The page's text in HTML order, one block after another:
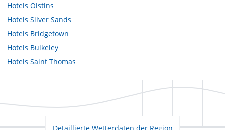
Hotels Oistins
Hotels Silver Sands
Hotels Bridgetown
Hotels Bulkeley
Hotels Saint Thomas